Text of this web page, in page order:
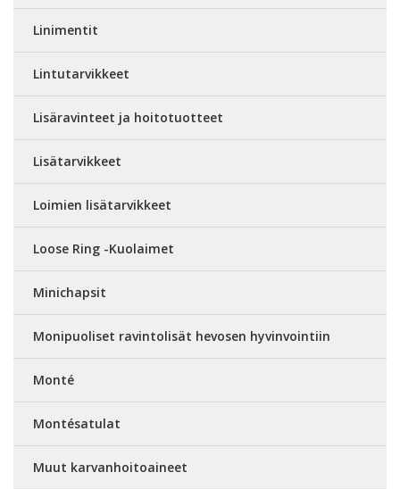
Linimentit
Lintutarvikkeet
Lisäravinteet ja hoitotuotteet
Lisätarvikkeet
Loimien lisätarvikkeet
Loose Ring -Kuolaimet
Minichapsit
Monipuoliset ravintolisät hevosen hyvinvointiin
Monté
Montésatulat
Muut karvanhoitoaineet